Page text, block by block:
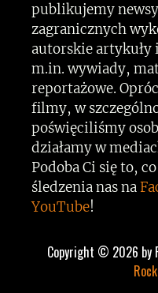
publikujemy
zagranicznych
autorskie artykuły
m.in. wywiady,
reportażowe.
filmy, w
poświęciliśmy
działamy w
Podoba Ci się to,
śledzenia nas na
YouTube!
Copyright © 2026 by